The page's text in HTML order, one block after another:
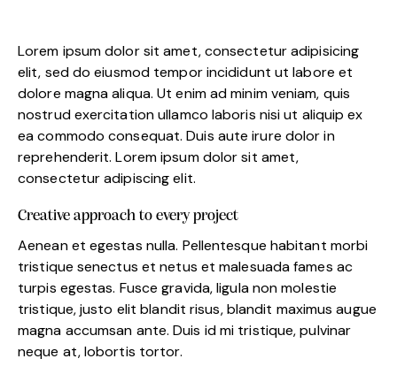
Lorem ipsum dolor sit amet, consectetur adipisicing
elit, sed do eiusmod tempor incididunt ut labore et
dolore magna aliqua. Ut enim ad minim veniam, quis
nostrud exercitation ullamco laboris nisi ut aliquip ex
ea commodo consequat. Duis aute irure dolor in
reprehenderit. Lorem ipsum dolor sit amet,
consectetur adipiscing elit.
Creative approach to every project
Aenean et egestas nulla. Pellentesque habitant morbi
tristique senectus et netus et malesuada fames ac
turpis egestas. Fusce gravida, ligula non molestie
tristique, justo elit blandit risus, blandit maximus augue
magna accumsan ante. Duis id mi tristique, pulvinar
neque at, lobortis tortor.